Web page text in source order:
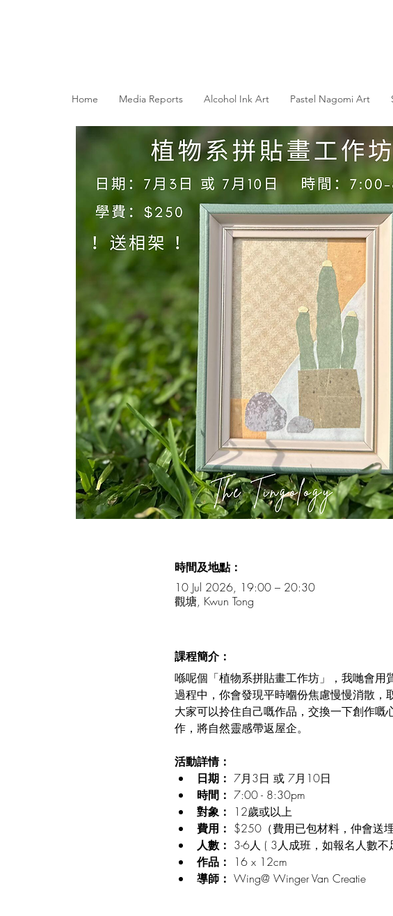
Home Media Reports Alcohol Ink Art Pastel Nagomi Art
時間及地點：
10 Jul 2026, 19:00 – 20:30
觀塘, Kwun Tong
課程簡介：
喺呢個「植物系拼貼畫工作坊」，我哋會
過程中，你會發現平時嗰份焦慮慢慢消散，
大家可以拎住自己嘅作品，交換一下創作
作，將自然靈感帶返屋企。
活動詳情：
日期： 7月3日 或 7月10日
時間： 7:00 - 8:30pm
對象：
12歲或以上
費用： $250（費用已包材料，仲會送
人數： 3-6人 ( 3人成班，如報名人數不
作品：
16 x 12cm
導師： Wing@ Winger Van Creatie